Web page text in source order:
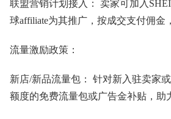
联盟营销计划接入： 卖家可加入
球affiliate为其推广，按成交支付佣金
流量激励政策：
新店/新品流量包： 针对新入驻卖家
额度的免费流量包或广告金补贴，助